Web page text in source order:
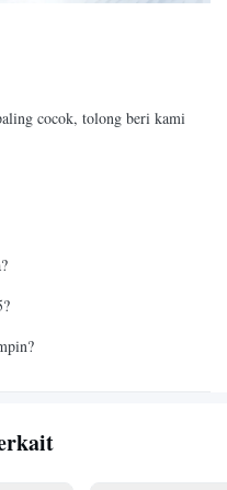
cocok, tolong beri kami